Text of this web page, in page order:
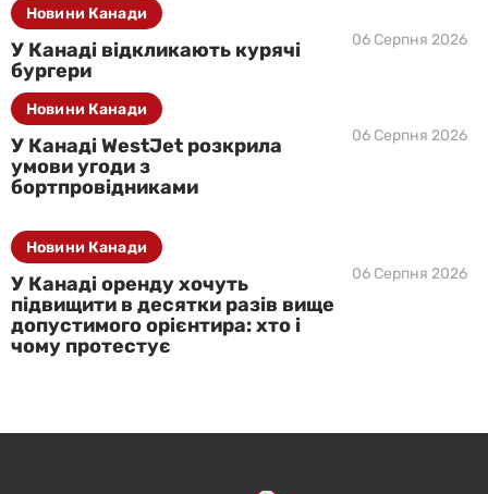
У Канаді відкликають курячі
бургери
06 Серпня 2026
Новини Канади
У Канаді WestJet розкрила
умови угоди з
бортпровідниками
06 Серпня 2026
Новини Канади
У Канаді оренду хочуть
підвищити в десятки разів вище
допустимого орієнтира: хто і
чому протестує
06 Серпня 2026
Новини Канади